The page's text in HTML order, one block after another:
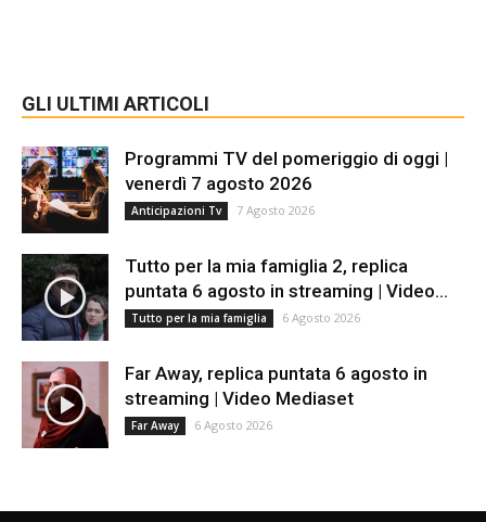
GLI ULTIMI ARTICOLI
Programmi TV del pomeriggio di oggi |
venerdì 7 agosto 2026
Anticipazioni Tv 7 Agosto 2026
Tutto per la mia famiglia 2, replica
puntata 6 agosto in streaming | Video...
Tutto per la mia famiglia 6 Agosto 2026
Far Away, replica puntata 6 agosto in
streaming | Video Mediaset
Far Away 6 Agosto 2026